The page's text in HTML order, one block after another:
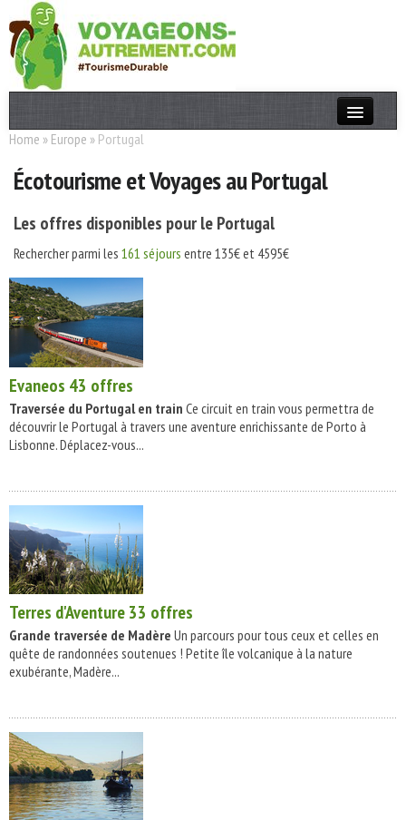
Actualités
T. Responsable
Destinations
Acteurs
Thèmes
Home » Europe » Portugal
Écotourisme et Voyages au Portugal
Les offres disponibles pour le Portugal
Rechercher parmi les 161 séjours entre 135€ et 4595€
Evaneos 43 offres
Traversée du Portugal en train Ce circuit en train vous permettra de
découvrir le Portugal à travers une aventure enrichissante de Porto à
Lisbonne. Déplacez-vous...
Terres d'Aventure33 offres
Grande traversée de Madère Un parcours pour tous ceux et celles en
quête de randonnées soutenues ! Petite île volcanique à la nature
exubérante, Madère...